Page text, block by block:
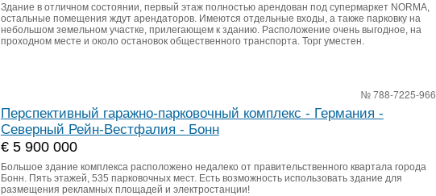
Здание в отличном состоянии, первый этаж полностью арендован под супермаркет NORMA,
остальные помещения ждут арендаторов. Имеются отдельные входы, а также парковку на
небольшом земельном участке, прилегающем к зданию. Расположение очень выгодное, на
проходном месте и около остановок общественного транспорта. Торг уместен.
№ 788-7225-966
Перспективный гаражно-парковочный комплекс - Германия -
Северный Рейн-Вестфалия - Бонн
€ 5 900 000
Большое здание комплекса расположено недалеко от правительственного квартала города
Бонн. Пять этажей, 535 парковочных мест. Есть возможность использовать здание для
размещения рекламных площадей и электростанции!